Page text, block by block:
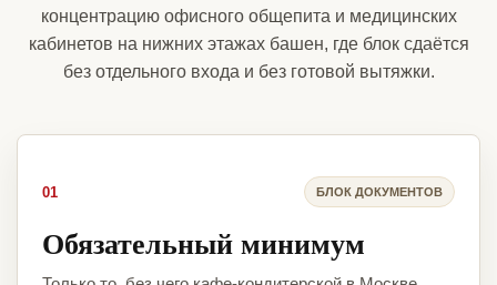
концентрацию офисного общепита и медицинских
кабинетов на нижних этажах башен, где блок сдаётся
без отдельного входа и без готовой вытяжки.
01 БЛОК ДОКУМЕНТОВ
Обязательный минимум